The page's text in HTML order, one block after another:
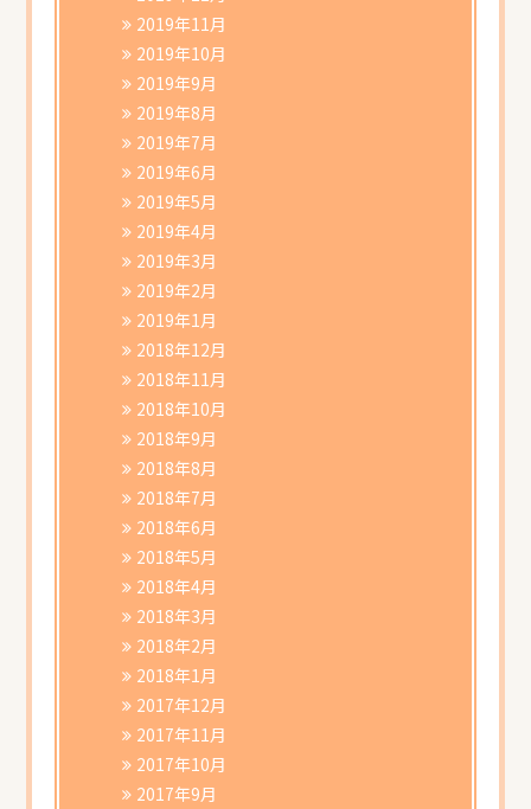
2019年11月
2019年10月
2019年9月
2019年8月
2019年7月
2019年6月
2019年5月
2019年4月
2019年3月
2019年2月
2019年1月
2018年12月
2018年11月
2018年10月
2018年9月
2018年8月
2018年7月
2018年6月
2018年5月
2018年4月
2018年3月
2018年2月
2018年1月
2017年12月
2017年11月
2017年10月
2017年9月